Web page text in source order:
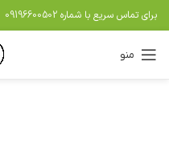
برای تماس سریع با شماره 09196600502
منو